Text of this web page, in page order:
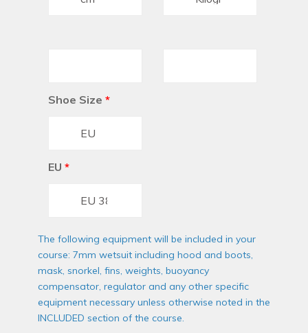
Shoe Size *
EU *
The following equipment will be included in your
course: 7mm wetsuit including hood and boots,
mask, snorkel, fins, weights, buoyancy
compensator, regulator and any other specific
equipment necessary unless otherwise noted in the
INCLUDED section of the course.